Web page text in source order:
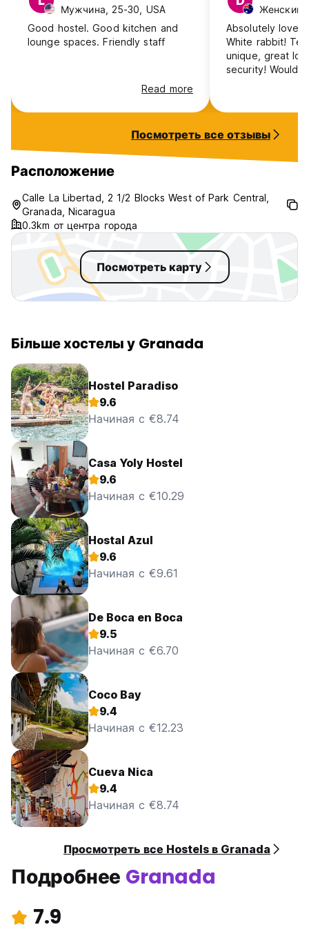
Национальный налог IVA в размере 15% не включен.
(Auto-translated from original language)
Мужчина, 25-30, USA
Good hostel. Good kitchen and
lounge spaces. Friendly staff
Read more
Женский,
Absolutely
White rabbit!
unique, great
security! Would
Посмотреть все отзывы
Расположение
Calle La Libertad, 2 1/2 Blocks West of Park Central,
Granada, Nicaragua
0.3km от центра города
Посмотреть карту
Більше хостелы у Granada
Hostel Paradiso
9.6
Начиная с €8.74
Casa Yoly Hostel
9.6
Начиная с €10.29
Hostal Azul
9.6
Начиная с €9.61
De Boca en Boca
9.5
Начиная с €6.70
Coco Bay
9.4
Начиная с €12.23
Cueva Nica
9.4
Начиная с €8.74
Просмотреть все Hostels в Granada
Подробнее Granada
7.9